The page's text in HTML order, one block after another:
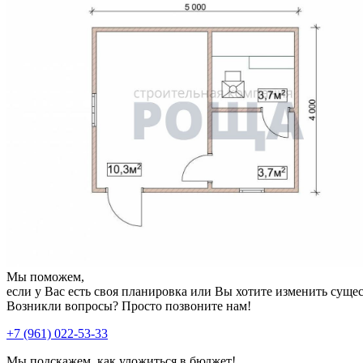
Мы поможем,
если у Вас есть своя планировка или Вы хотите изменить
Возникли вопросы? Просто позвоните нам!
+7 (961) 022-53-33